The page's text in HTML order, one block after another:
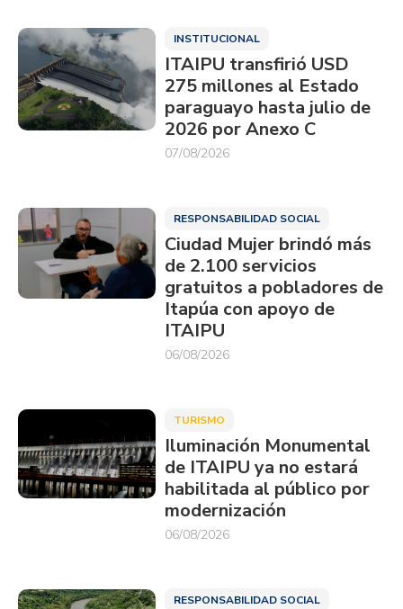
INSTITUCIONAL
ITAIPU transfirió USD
275 millones al Estado
paraguayo hasta julio de
2026 por Anexo C
07/08/2026
RESPONSABILIDAD SOCIAL
Ciudad Mujer brindó más
de 2.100 servicios
gratuitos a pobladores de
Itapúa con apoyo de
ITAIPU
06/08/2026
TURISMO
Iluminación Monumental
de ITAIPU ya no estará
habilitada al público por
modernización
06/08/2026
RESPONSABILIDAD SOCIAL